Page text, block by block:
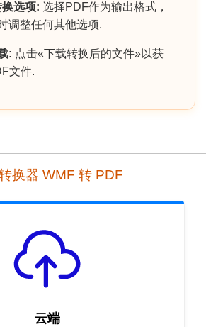
选项: 选择PDF作为输出格式，
调整任何其他选项.
: 点击«下载转换后的文件»以获
文件.
换器 WMF 转 PDF
云端